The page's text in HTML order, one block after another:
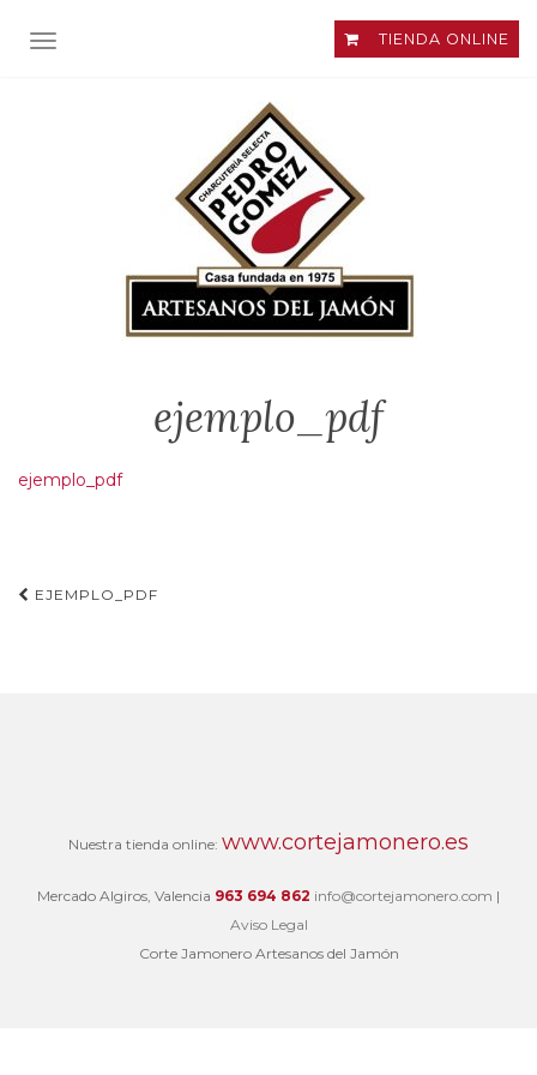
ALTERNAR NAVEGACIÓN TIENDA ONLINE
ejemplo_pdf
ejemplo_pdf
Navegación
EJEMPLO_PDF
Nuestra tienda online: www.cortejamonero.es
Mercado Algiros, Valencia 963 694 862 info@cortejamonero.com |
Aviso Legal
Corte Jamonero Artesanos del Jamón